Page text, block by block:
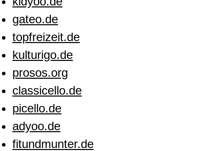
gateo.de
topfreizeit.de
kulturigo.de
prosos.org
classicello.de
picello.de
adyoo.de
fitundmunter.de